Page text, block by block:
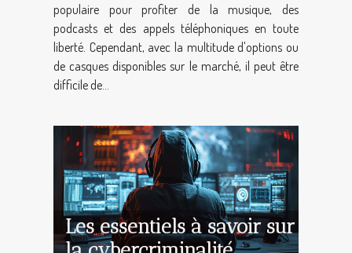
populaire pour profiter de la musique, des
podcasts et des appels téléphoniques en toute
liberté. Cependant, avec la multitude d'options ou
de casques disponibles sur le marché, il peut être
difficile de...
Les essentiels à savoir sur